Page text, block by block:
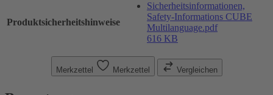
Produktsicherheitshinweise
Sicherheitsinformationen,
Safety-Informations CUBE
Multilanguage.pdf
616 KB
Merkzettel Merkzettel Vergleichen